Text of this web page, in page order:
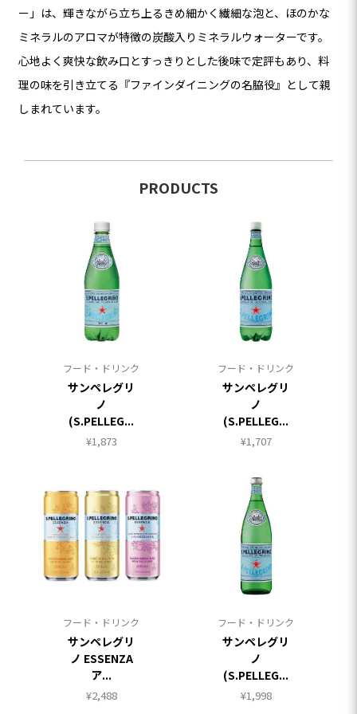
ー」は、輝きながら立ち上るきめ細かく繊細な泡と、ほのかな
ミネラルのアロマが特徴の炭酸入りミネラルウォーターです。
心地よく爽快な飲み口とすっきりとした後味で定評もあり、料
理の味を引き立てる『ファインダイニングの名脇役』として親
しまれています。
PRODUCTS
フード・ドリンク
サンペレグリ
ノ
(S.PELLEG...
¥1,873
フード・ドリンク
サンペレグリ
ノ
(S.PELLEG...
¥1,707
フード・ドリンク
サンペレグリ
ノ ESSENZA
ア...
¥2,488
フード・ドリンク
サンペレグリ
ノ
(S.PELLEG...
¥1,998